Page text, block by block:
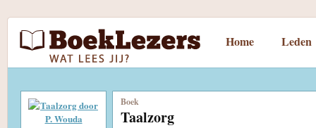
Home Leden
Boek
Taalzorg